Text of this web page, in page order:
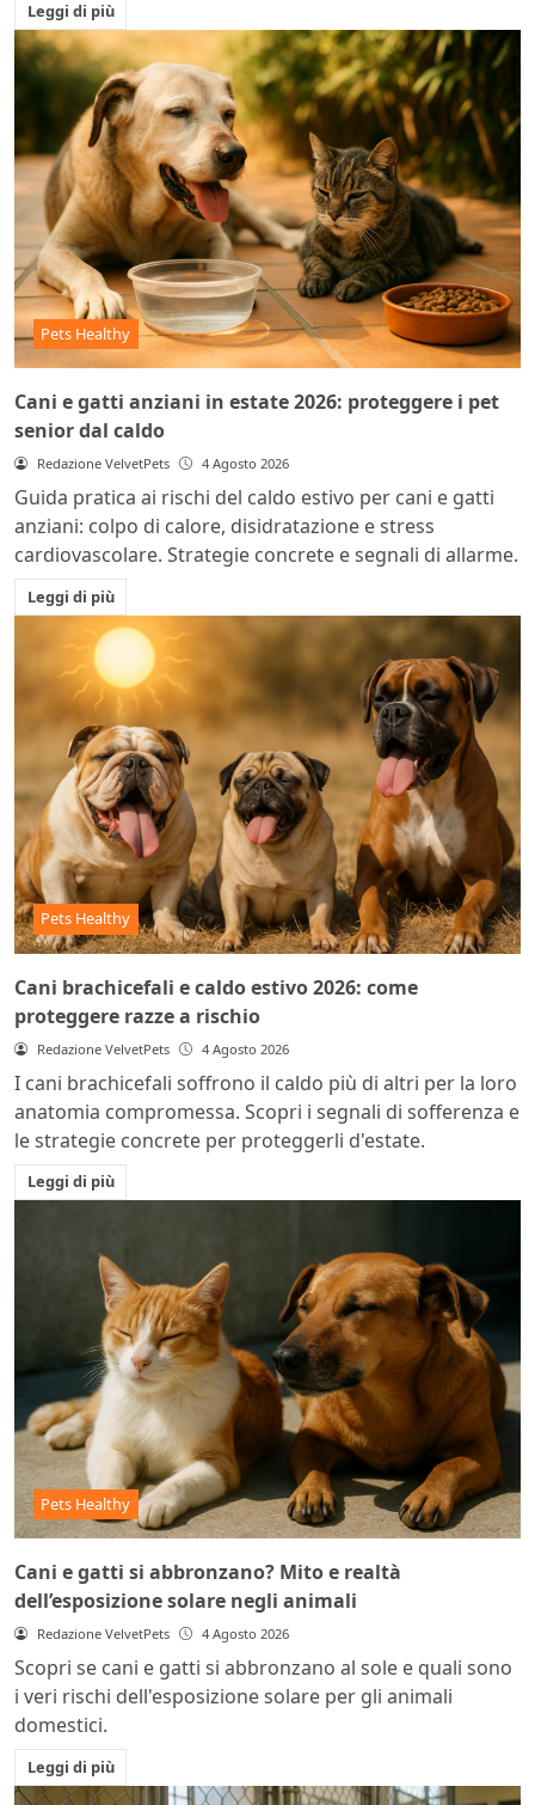
Leggi di più
Pets Healthy
Cani e gatti anziani in estate 2026: proteggere i pet
senior dal caldo
Redazione VelvetPets 4 Agosto 2026
Guida pratica ai rischi del caldo estivo per cani e gatti
anziani: colpo di calore, disidratazione e stress
cardiovascolare. Strategie concrete e segnali di allarme.
Leggi di più
Pets Healthy
Cani brachicefali e caldo estivo 2026: come
proteggere razze a rischio
Redazione VelvetPets 4 Agosto 2026
I cani brachicefali soffrono il caldo più di altri per la loro
anatomia compromessa. Scopri i segnali di sofferenza e
le strategie concrete per proteggerli d'estate.
Leggi di più
Pets Healthy
Cani e gatti si abbronzano? Mito e realtà
dell’esposizione solare negli animali
Redazione VelvetPets 4 Agosto 2026
Scopri se cani e gatti si abbronzano al sole e quali sono
i veri rischi dell'esposizione solare per gli animali
domestici.
Leggi di più